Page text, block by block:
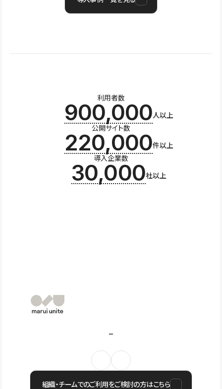
利用者数
900,000人以上
公開サイト数
220,000件以上
導入企業数
30,000社以上
組織・チームでのご利用をご検討の方はこちら